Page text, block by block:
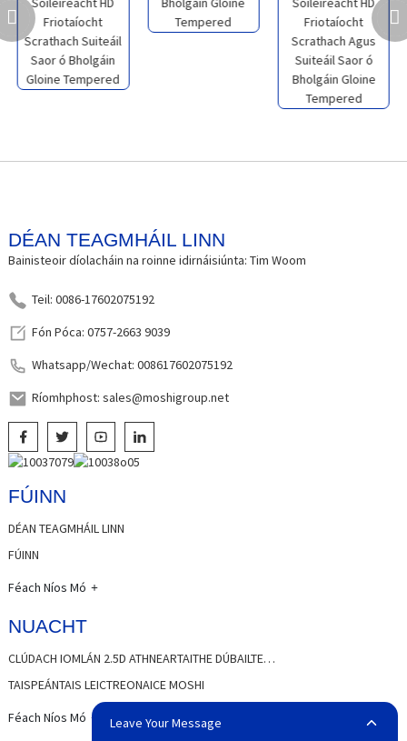
DÉAN TEAGMHÁIL LINN
Bainisteoir díolacháin na roinne idirnáisiúnta: Tim Woom
Teil: 0086-17602075192
Fón Póca: 0757-2663 9039
Whatsapp/Wechat: 008617602075192
Ríomhphost: sales@moshigroup.net
FÚINN
DÉAN TEAGMHÁIL LINN
FÚINN
Féach Níos Mó
NUACHT
CLÚDACH IOMLÁN 2.5D ATHNEARTAITHE DÚBAILTE…
TAISPEÁNTAIS LEICTREONAICE MOSHI
Féach Níos Mó Leave Your Message